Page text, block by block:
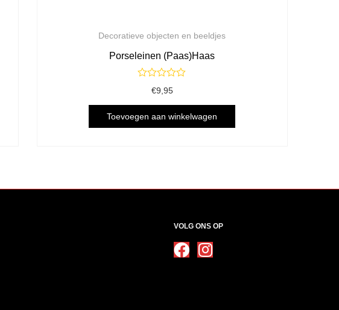
Decoratieve objecten en beeldjes
Porseleinen (Paas)Haas
Gewaardeerd
uit
€9,95
Toevoegen aan winkelwagen
VOLG ONS OP